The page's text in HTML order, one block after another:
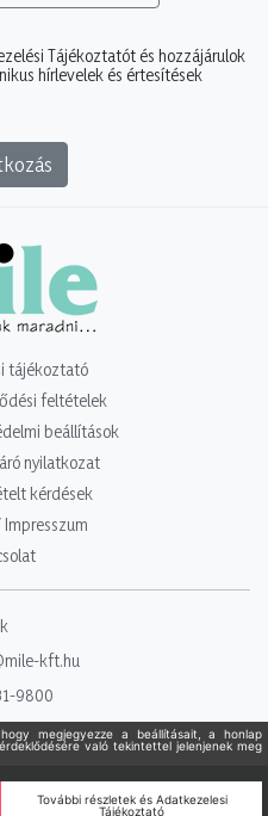
Tájékoztatót és hozzájárulok
hírlevelek és értesítések
tájékoztató
feltételek
beállítások
nyilatkozat
kérdések
kft.hu
9800
Minden jog fenntartva!Powered